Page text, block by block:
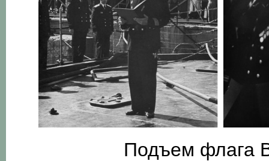
Подъем флага